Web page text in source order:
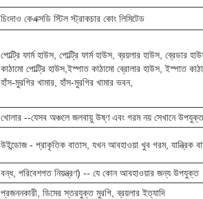
চিংদাও কেএক্সডি স্টিল স্ট্রাকচার কোং লিমিটেড
পোল্ট্রি ফার্ম হাউস, পোল্ট্রি ফার্ম হাউস, ব্রয়লার হাউস, ব্রেডার
কাঠামো পোল্ট্রি হাউস,ইস্পাত কাঠামো ব্রোলার হাউস, ইস্পাত
হাঁস-মুরগির খামার, হাঁস-মুরগির খামার ভবন,
খোলার --যেসব অঞ্চলে জলবায়ু উষ্ণ এবং গরম নয় সেখানে উপযুক্ত
উইন্ডোজ - প্রাকৃতিক বাতাস, যখন আবহাওয়া খুব গরম, যান্ত্রিক
বন্ধ, পরিবেশগত নিয়ন্ত্রণ) -- যে কোন আবহাওয়ার জন্য উপযুক্ত
প্রজননকারী, ডিমের স্তরযুক্ত মুরগি, ব্রয়লার ইত্যাদি